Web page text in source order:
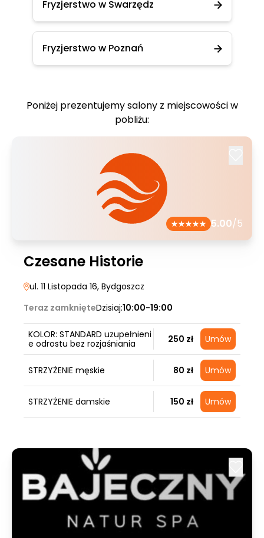
Fryzjerstwo w Swarzędz
Fryzjerstwo w Poznań
Poniżej prezentujemy salony z miejscowości w
pobliżu:
5.00/5
Czesane Historie
ul. 11 Listopada 16, Bydgoszcz
Teraz zamknięteDzisiaj:10:00-19:00
KOLOR: STANDARD uzupełnieni
e odrostu bez rozjaśniania
250 zł Umów
STRZYŻENIE męskie 80 zł Umów
STRZYŻENIE damskie 150 zł Umów